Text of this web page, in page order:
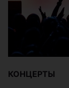
КОНЦЕРТЫ